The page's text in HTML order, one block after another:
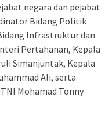
negara dan pejabat
Bidang Politik
Infrastruktur dan
Pertahanan, Kepala
Simanjuntak, Kepala
Ali, serta
Mohamad Tonny